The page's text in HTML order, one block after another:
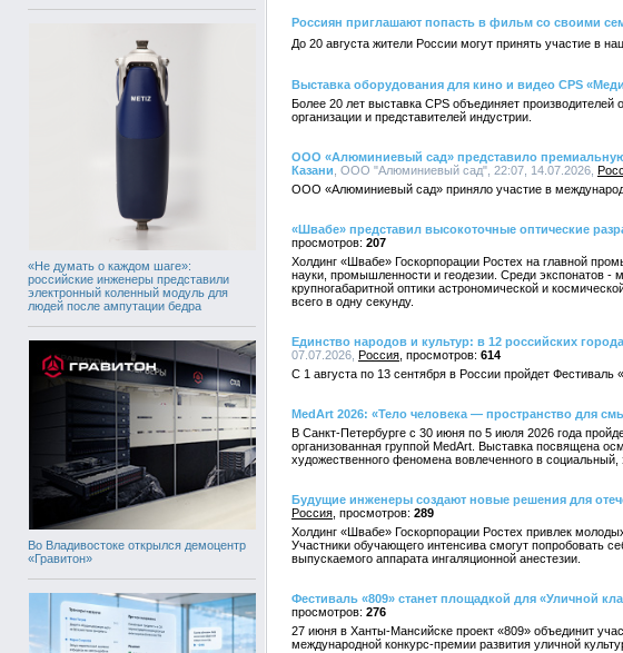
«Не думать о каждом шаге»:
российские инженеры представили
электронный коленный модуль для
людей после ампутации бедра
Во Владивостоке открылся демоцентр
«Гравитон»
Россиян приглашают попасть в фильм со своими
До 20 августа жители России могут принять участие в
Выставка оборудования для кино и видео CPS
Более 20 лет выставка CPS объединяет
организации и представителей индустрии.
ООО «Алюминиевый сад» представило
Казани , ООО "Алюминиевый сад", 22:07, 14.07.2026,
ООО «Алюминиевый сад» приняло участие в
«Швабе» представил высокоточные оптические
207
Холдинг «Швабе» Госкорпорации Ростех на главной
науки, промышленности и геодезии. Среди экспонатов -
крупногабаритной оптики астрономической и
всего в одну секунду.
Единство народов и культур: в 12 российских
07.07.2026, Россия
614
С 1 августа по 13 сентября в России пройдет Фестиваль
MedArt 2026: «Тело человека — пространство для
В Санкт-Петербурге с 30 июня по 5 июля 2026 года
организованная группой MedArt. Выставка посвящена
художественного феномена вовлеченного в социальный,
Будущие инженеры создают новые решения для
Россия
289
Холдинг «Швабе» Госкорпорации Ростех привлек
Участники обучающего интенсива смогут попробовать
выпускаемого аппарата ингаляционной анестезии.
Фестиваль «809» станет площадкой для «Уличной
276
27 июня в Ханты-Мансийске проект «809» объединит
международной конкурс-премии развития уличной